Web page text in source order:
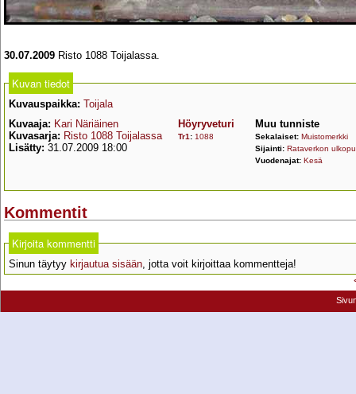
30.07.2009 Risto 1088 Toijalassa.
Kuvan tiedot
Kuvauspaikka: Toijala
Kuvaaja: Kari Näriäinen
Kuvasarja: Risto 1088 Toijalassa
Lisätty: 31.07.2009 18:00
Höyryveturi
Tr1 : 1088
Muu tunniste
Sekalaiset: Muistomerkki
Sijainti: Rataverkon
Vuodenajat: Kesä
Kommentit
Kirjoita kommentti
Sinun täytyy kirjautua sisään, jotta voit kirjoittaa kommentteja!